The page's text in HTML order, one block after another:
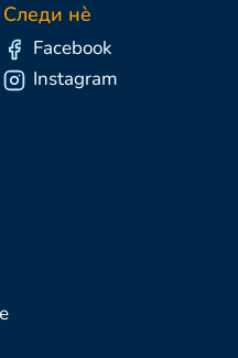
Следи нè
Facebook
Instagram